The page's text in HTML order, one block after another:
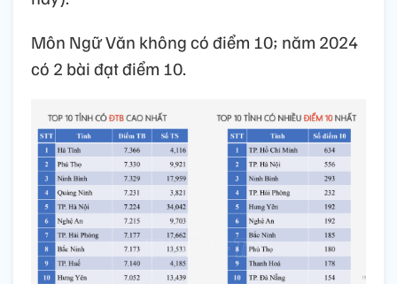
Môn Ngữ Văn không có điểm 10; năm 2024
có 2 bài đạt điểm 10.